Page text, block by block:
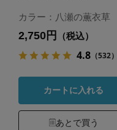
カラー：八瀬の薫衣草
2,750円 （税込）
4.8（532）
カートに入れる
あとで買う